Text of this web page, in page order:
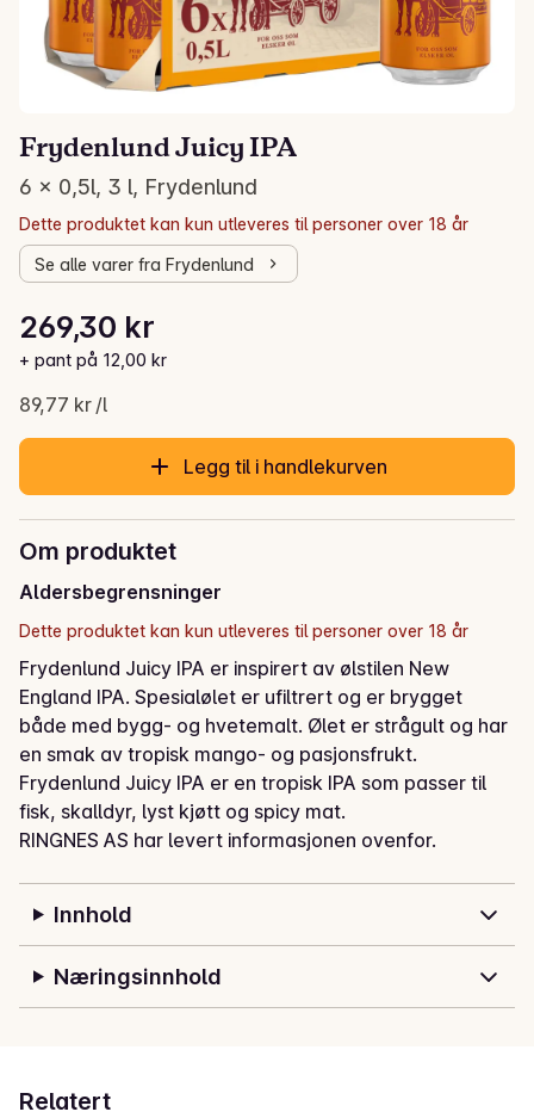
Frydenlund Juicy IPA
6 x 0,5l, 3 l, Frydenlund
Dette produktet kan kun utleveres til personer over 18 år
Se alle varer fra Frydenlund
Gjeldende pris er: 269,30 kr
269,30 kr
+ pant på 12,00 kr
89,77 kr /l
Stykkpris: 89,77 kr /l
Legg til i handlekurven
Om produktet
Aldersbegrensninger
Dette produktet kan kun utleveres til personer over 18 år
Frydenlund Juicy IPA er inspirert av ølstilen New
England IPA. Spesialølet er ufiltrert og er brygget
både med bygg- og hvetemalt. Ølet er strågult og har
en smak av tropisk mango- og pasjonsfrukt.
Frydenlund Juicy IPA er en tropisk IPA som passer til
fisk, skalldyr, lyst kjøtt og spicy mat.
RINGNES AS har levert informasjonen ovenfor.
Innhold
Næringsinnhold
Relatert